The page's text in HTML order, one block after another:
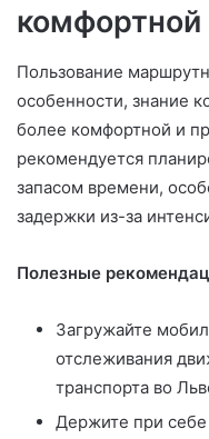
комфортной
Пользование
особенности, знание
более комфортной и
рекомендуется
запасом времени,
задержки из-за
Полезные
Загружайте
отслеживания
транспорта во
Держите при